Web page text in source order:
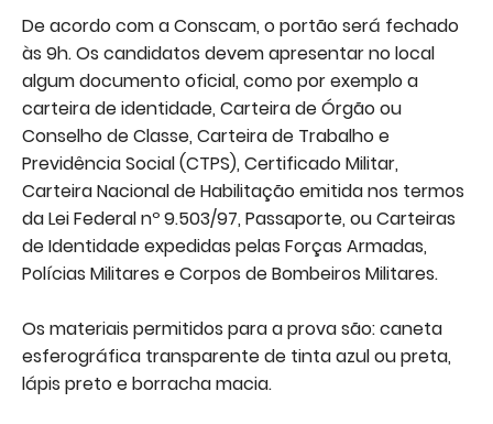
De acordo com a Conscam, o portão será fechado
às 9h. Os candidatos devem apresentar no local
algum documento oficial, como por exemplo a
carteira de identidade, Carteira de Órgão ou
Conselho de Classe, Carteira de Trabalho e
Previdência Social (CTPS), Certificado Militar,
Carteira Nacional de Habilitação emitida nos termos
da Lei Federal nº 9.503/97, Passaporte, ou Carteiras
de Identidade expedidas pelas Forças Armadas,
Polícias Militares e Corpos de Bombeiros Militares.
Os materiais permitidos para a prova são: caneta
esferográfica transparente de tinta azul ou preta,
lápis preto e borracha macia.